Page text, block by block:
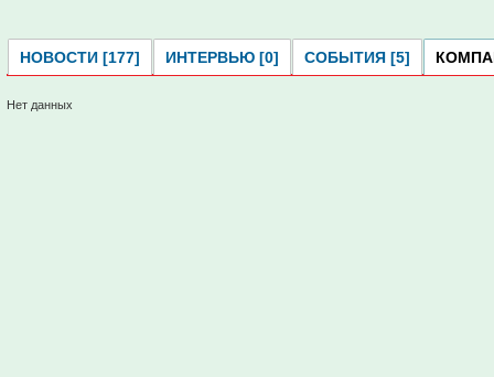
НОВОСТИ [177] ИНТЕРВЬЮ [0] СОБЫТИЯ [5]
Нет данных